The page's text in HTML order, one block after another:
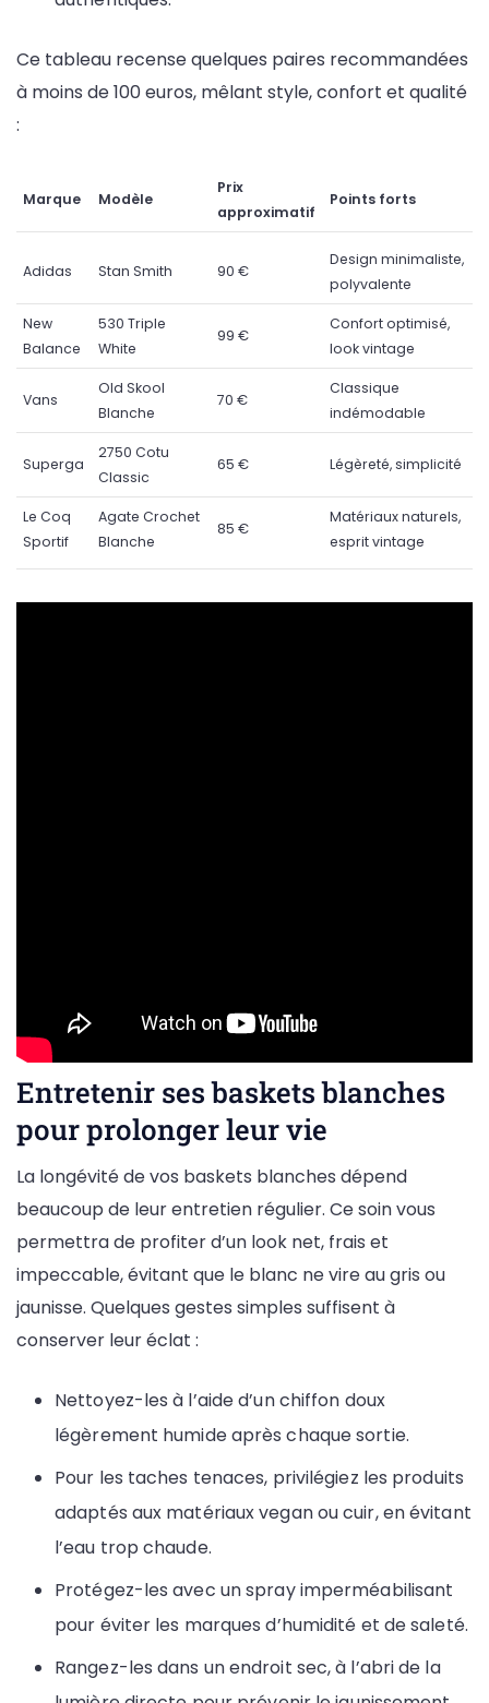
Ce tableau recense quelques paires recommandées
à moins de 100 euros, mêlant style, confort et qualité
:
Marque Modèle
Prix
approximatif
Points forts
Adidas Stan Smith 90 €
Design minimaliste,
polyvalente
New
Balance
530 Triple
White
99 €
Confort optimisé,
look vintage
Vans
Old Skool
Blanche
70 €
Classique
indémodable
Superga
2750 Cotu
Classic
65 € Légèreté, simplicité
Le Coq
Sportif
Agate Crochet
Blanche
85 €
Matériaux naturels,
esprit vintage
Entretenir ses baskets blanches
pour prolonger leur vie
La longévité de vos baskets blanches dépend
beaucoup de leur entretien régulier. Ce soin vous
permettra de profiter d’un look net, frais et
impeccable, évitant que le blanc ne vire au gris ou
jaunisse. Quelques gestes simples suffisent à
conserver leur éclat :
Nettoyez-les à l’aide d’un chiffon doux
légèrement humide après chaque sortie.
Pour les taches tenaces, privilégiez les produits
adaptés aux matériaux vegan ou cuir, en évitant
l’eau trop chaude.
Protégez-les avec un spray imperméabilisant
pour éviter les marques d’humidité et de saleté.
Rangez-les dans un endroit sec, à l’abri de la